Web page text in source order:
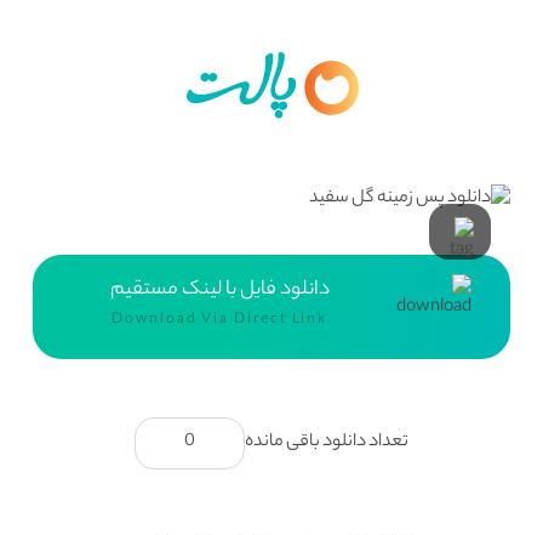
دانلود فایل با لینک مستقیم
Download Via Direct Link
تعداد دانلود باقی مانده 0